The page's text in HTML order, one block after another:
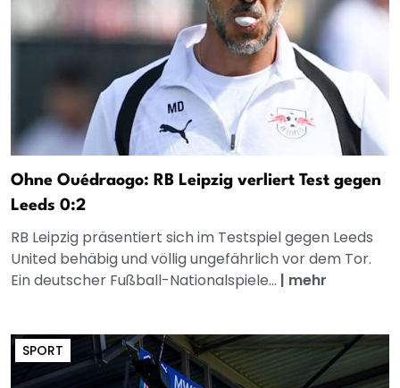
Ohne Ouédraogo: RB Leipzig verliert Test gegen
Leeds 0:2
RB Leipzig präsentiert sich im Testspiel gegen Leeds
United behäbig und völlig ungefährlich vor dem Tor.
Ein deutscher Fußball-Nationalspiele... | mehr
SPORT